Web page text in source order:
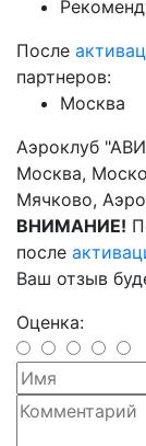
После
партнеров:
Москва
Аэроклуб
Москва,
Мячково,
ВНИМАНИЕ!
после
Ваш отзыв
Оценка: